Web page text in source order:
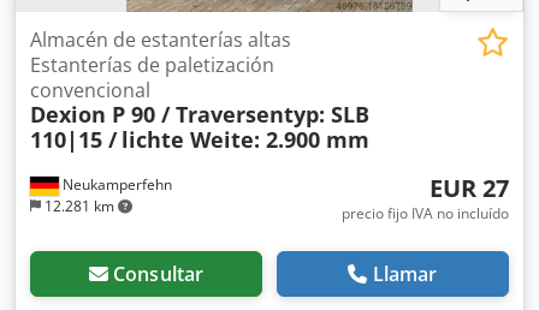
Neukamperfehn
12.281 km
Almacén de estanterías altas
Estanterías de paletización
convencional
Dexion P 90 / Traversentyp: SLB
110|15 / lichte Weite: 2.900 mm
EUR 27
precio fijo IVA no incluído
Consultar Llamar